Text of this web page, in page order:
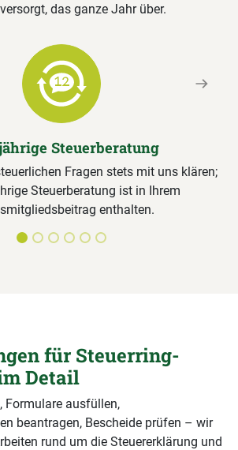
das ganze Jahr über.
Steuerberatung
Fragen stets mit uns klären;
Steuerberatung ist in Ihrem
enthalten.
Next
für Steuerring-
Detail
Formulare ausfüllen,
beantragen, Bescheide prüfen – wir
rund um die Steuererklärung und